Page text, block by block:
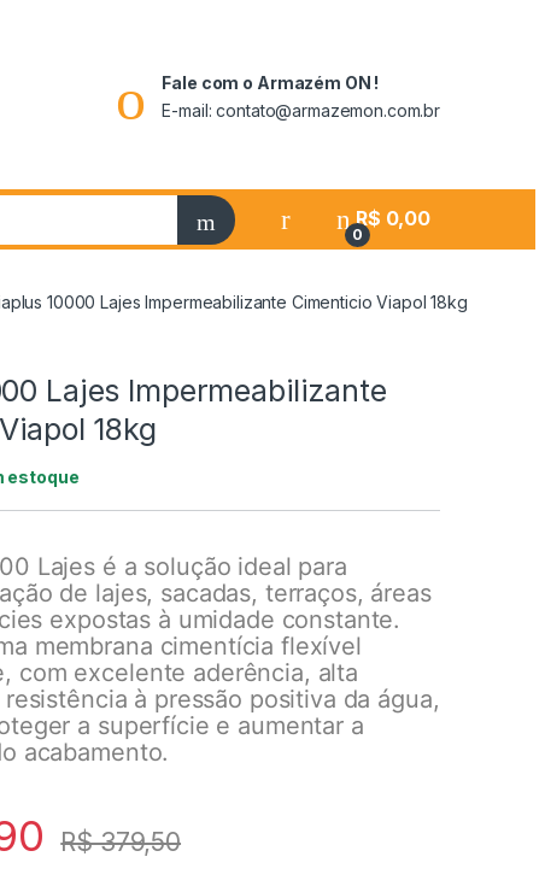
Fale com o Armazém ON !
E-mail: contato@armazemon.com.br
0
R$ 0,00
10000 Lajes Impermeabilizante Cimenticio Viapol 18kg
Lajes Impermeabilizante
18kg
estoque
Lajes é a solução ideal para
de lajes, sacadas, terraços, áreas
expostas à umidade constante.
membrana cimentícia flexível
com excelente aderência, alta
à pressão positiva da água,
a superfície e aumentar a
acabamento.
R$379,50